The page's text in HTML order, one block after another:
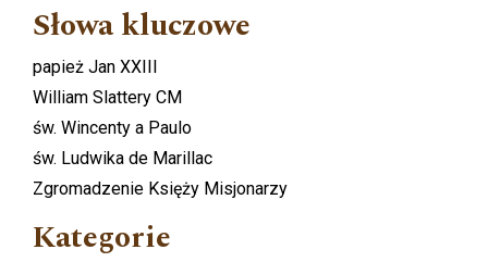
Słowa kluczowe
papież Jan XXIII
William Slattery CM
św. Wincenty a Paulo
św. Ludwika de Marillac
Zgromadzenie Księży Misjonarzy
Kategorie